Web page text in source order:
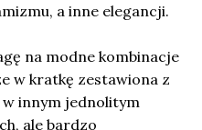
a inne elegancji.
na modne kombinacje
w kratkę zestawiona z
w innym jednolitym
ale bardzo